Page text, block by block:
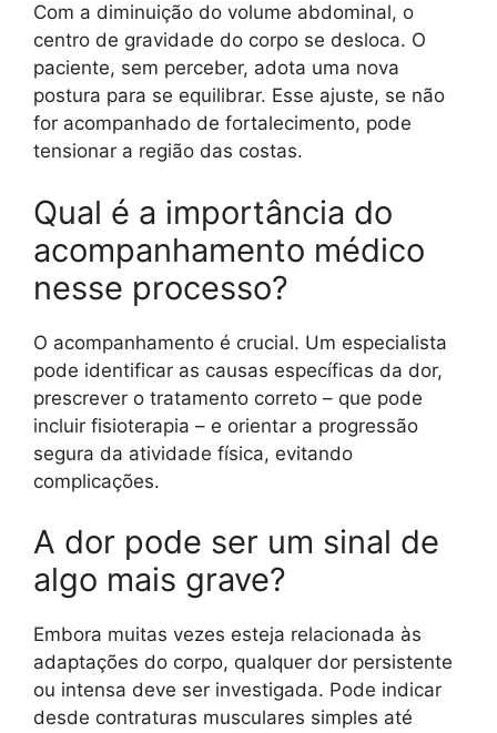
Com a diminuição do volume abdominal, o
centro de gravidade do corpo se desloca. O
paciente, sem perceber, adota uma nova
postura para se equilibrar. Esse ajuste, se não
for acompanhado de fortalecimento, pode
tensionar a região das costas.
Qual é a importância do
acompanhamento médico
nesse processo?
O acompanhamento é crucial. Um especialista
pode identificar as causas específicas da dor,
prescrever o tratamento correto – que pode
incluir fisioterapia – e orientar a progressão
segura da atividade física, evitando
complicações.
A dor pode ser um sinal de
algo mais grave?
Embora muitas vezes esteja relacionada às
adaptações do corpo, qualquer dor persistente
ou intensa deve ser investigada. Pode indicar
desde contraturas musculares simples até